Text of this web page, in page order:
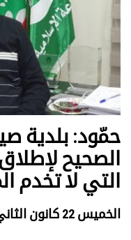
حمّود: بلدية
الصحيح
التي لا تخدم
الخميس 22 كانون الثاني 2026